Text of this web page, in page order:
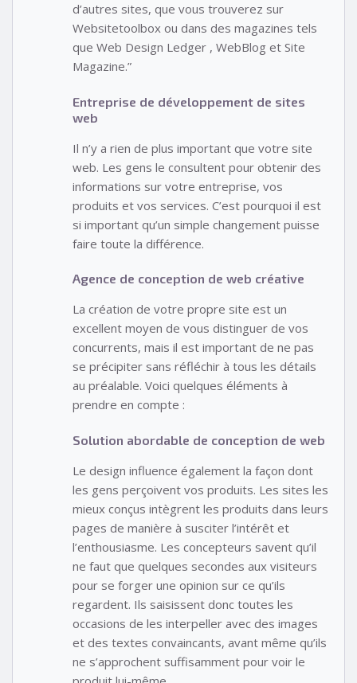
d’autres sites, que vous trouverez sur
Websitetoolbox ou dans des magazines tels
que Web Design Ledger , WebBlog et Site
Magazine.”
Entreprise de développement de sites
web
Il n’y a rien de plus important que votre site
web. Les gens le consultent pour obtenir des
informations sur votre entreprise, vos
produits et vos services. C’est pourquoi il est
si important qu’un simple changement puisse
faire toute la différence.
Agence de conception de web créative
La création de votre propre site est un
excellent moyen de vous distinguer de vos
concurrents, mais il est important de ne pas
se précipiter sans réfléchir à tous les détails
au préalable. Voici quelques éléments à
prendre en compte :
Solution abordable de conception de web
Le design influence également la façon dont
les gens perçoivent vos produits. Les sites les
mieux conçus intègrent les produits dans leurs
pages de manière à susciter l’intérêt et
l’enthousiasme. Les concepteurs savent qu’il
ne faut que quelques secondes aux visiteurs
pour se forger une opinion sur ce qu’ils
regardent. Ils saisissent donc toutes les
occasions de les interpeller avec des images
et des textes convaincants, avant même qu’ils
ne s’approchent suffisamment pour voir le